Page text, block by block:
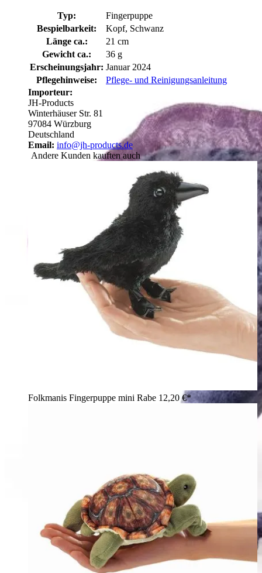
Typ:
Fingerpuppe
Bespielbarkeit:
Kopf, Schwanz
Länge ca.:
21 cm
Gewicht ca.:
36 g
Erscheinungsjahr: Januar 2024
Pflegehinweise:
Pflege- und Reinigungsanleitung
Importeur:
JH-Products
Winterhäuser Str. 81
97084 Würzburg
Deutschland
Email: info@jh-products.de
Andere Kunden kauften auch
Folkmanis Fingerpuppe mini Rabe 12,20 €*